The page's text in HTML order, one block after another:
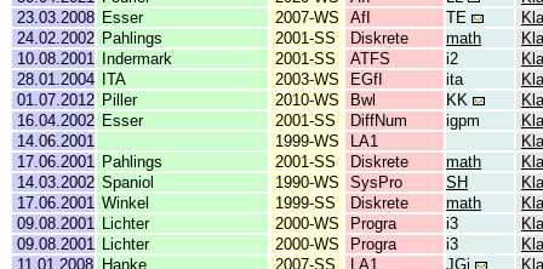
23.03.2008 Esser 2007-WS AfI TE
24.02.2002 Pahlings 2001-SS Diskrete math
10.08.2001
Indermark 2001-SS ATFS i2
28.01.2004
ITA 2003-WS EGfI ita
01.07.2012 Piller 2010-WS Bwl KK
16.04.2002 Esser 2001-SS DiffNum igpm
14.06.2001
1999-WS LA1
17.06.2001
Pahlings 2001-SS Diskrete math
14.03.2002 Spaniol 1990-WS SysPro SH
17.06.2001 Winkel 1999-SS Diskrete math
09.08.2001
Lichter 2000-WS Progra i3
09.08.2001
Lichter 2000-WS Progra i3
11.01.2008 Hanke 2007-SS LA1 JGi